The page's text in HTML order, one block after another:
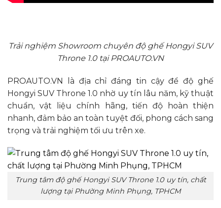
Trải nghiệm Showroom chuyên độ ghế Hongyi SUV
Throne 1.0 tại PROAUTO.VN
PROAUTO.VN là địa chỉ đáng tin cậy để độ ghế
Hongyi SUV Throne 1.0 nhờ uy tín lâu năm, kỹ thuật
chuẩn, vật liệu chính hãng, tiến độ hoàn thiện
nhanh, đảm bảo an toàn tuyệt đối, phong cách sang
trọng và trải nghiệm tối ưu trên xe.
Trung tâm độ ghế Hongyi SUV Throne 1.0 uy tín, chất
lượng tại Phường Minh Phụng, TPHCM